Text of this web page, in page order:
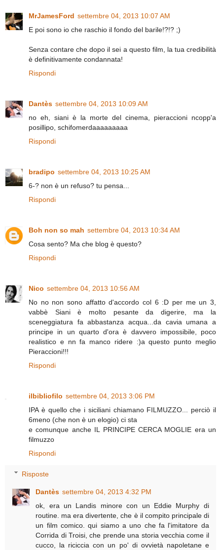
MrJamesFord settembre 04, 2013 10:07 AM
E poi sono io che raschio il fondo del barile!?!? ;)
Senza contare che dopo il sei a questo film, la tua credibilità
è definitivamente condannata!
Rispondi
Dantès settembre 04, 2013 10:09 AM
no eh, siani è la morte del cinema, pieraccioni ncopp'a
posillipo, schifomerdaaaaaaaaa
Rispondi
bradipo settembre 04, 2013 10:25 AM
6-? non è un refuso? tu pensa...
Rispondi
Boh non so mah settembre 04, 2013 10:34 AM
Cosa sento? Ma che blog è questo?
Rispondi
Nico settembre 04, 2013 10:56 AM
No no non sono affatto d'accordo col 6 :D per me un 3,
vabbè Siani è molto pesante da digerire, ma la
sceneggiatura fa abbastanza acqua...da cavia umana a
principe in un quarto d'ora è davvero impossibile, poco
realistico e nn fa manco ridere :)a questo punto meglio
Pieraccioni!!!
Rispondi
ilbibliofilo settembre 04, 2013 3:06 PM
IPA è quello che i siciliani chiamano FILMUZZO... perciò il
6meno (che non è un elogio) ci sta
e comunque anche IL PRINCIPE CERCA MOGLIE era un
filmuzzo
Rispondi
Risposte
Dantès settembre 04, 2013 4:32 PM
ok, era un Landis minore con un Eddie Murphy di
routine. ma era divertente, che è il compito principale di
un film comico. qui siamo a uno che fa l'imitatore da
Corrida di Troisi, che prende una storia vecchia come il
cucco, la riciccia con un po' di ovvietà napoletane e